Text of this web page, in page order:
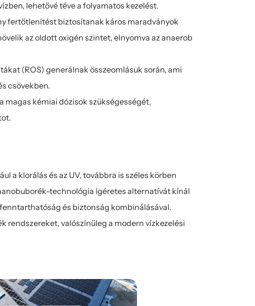
lehetővé téve a folyamatos kezelést.
fertőtlenítést biztosítanak káros maradványok
az oldott oxigén szintet, elnyomva az anaerob
(ROS) generálnak összeomlásuk során, ami
csövekben.
magas kémiai dózisok szükségességét,
a klorálás és az UV, továbbra is széles körben
technológia ígéretes alternatívát kínál
és biztonság kombinálásával.
rendszereket, valószínűleg a modern vízkezelési